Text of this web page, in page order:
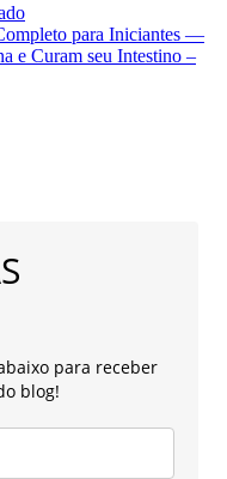
para Iniciantes —
e Curam seu Intestino –
para receber
blog!